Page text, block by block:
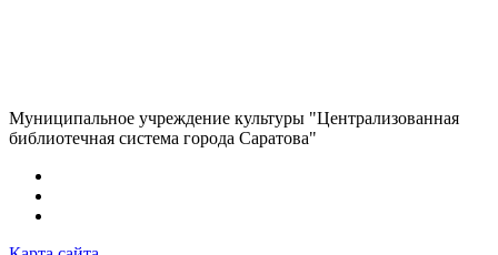
Муниципальное учреждение культуры "Централизованная
библиотечная система города Саратова"